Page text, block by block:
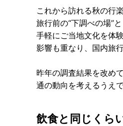
これから訪れる秋の行
旅行前の“下調べの場”
手軽にご当地文化を体
影響も重なり、国内旅
昨年の調査結果を改め
通の動向を考えるうえ
飲食と同じくら